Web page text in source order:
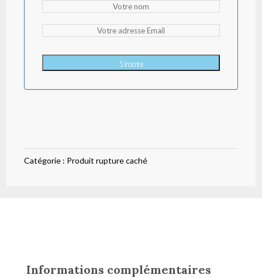
S'inscrire
Catégorie : Produit rupture caché
Informations complémentaires